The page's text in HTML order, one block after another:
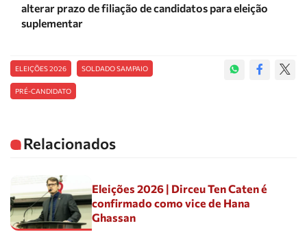
alterar prazo de filiação de candidatos para eleição
suplementar
ELEIÇÕES 2026 SOLDADO SAMPAIO
PRÉ-CANDIDATO
Relacionados
Eleições 2026 | Dirceu Ten Caten é
confirmado como vice de Hana
Ghassan